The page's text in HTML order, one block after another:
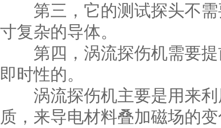
第三，它的测试探头不需
寸复杂的导体。
第四，涡流探伤机需要提
即时性的。
涡流探伤机主要是用来利
质，来导电材料叠加磁场的